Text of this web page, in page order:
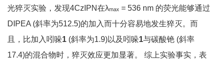
光猝灭实验，发现4CzIPN在λmax = 536 nm 的荧光能够通过
DIPEA (斜率为512.5)的加入而十分容易地发生猝灭。而
且，比加入吲哚1 (斜率为1.9)以及吲哚1与碳酸铯 (斜率
17.4)的混合物时，猝灭效应更加显著。 综上实验事实，表